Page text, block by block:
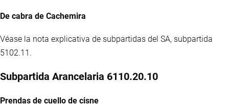
De cabra de Cachemira
Véase la nota explicativa de subpartidas del SA, subpartida
5102.11.
Subpartida Arancelaria 6110.20.10
Prendas de cuello de cisne